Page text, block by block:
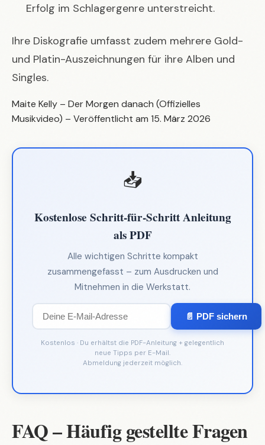
Erfolg im Schlagergenre unterstreicht.
Ihre Diskografie umfasst zudem mehrere Gold-
und Platin-Auszeichnungen für ihre Alben und
Singles.
Maite Kelly – Der Morgen danach (Offizielles
Musikvideo) – Veröffentlicht am 15. März 2026
📥
Kostenlose Schritt-für-Schritt Anleitung
als PDF
Alle wichtigen Schritte kompakt
zusammengefasst – zum Ausdrucken und
Mitnehmen in die Werkstatt.
📄 PDF sichern
Kostenlos · Du erhältst die PDF-Anleitung + gelegentlich
neue Tipps per E-Mail.
Abmeldung jederzeit möglich.
FAQ – Häufig gestellte Fragen